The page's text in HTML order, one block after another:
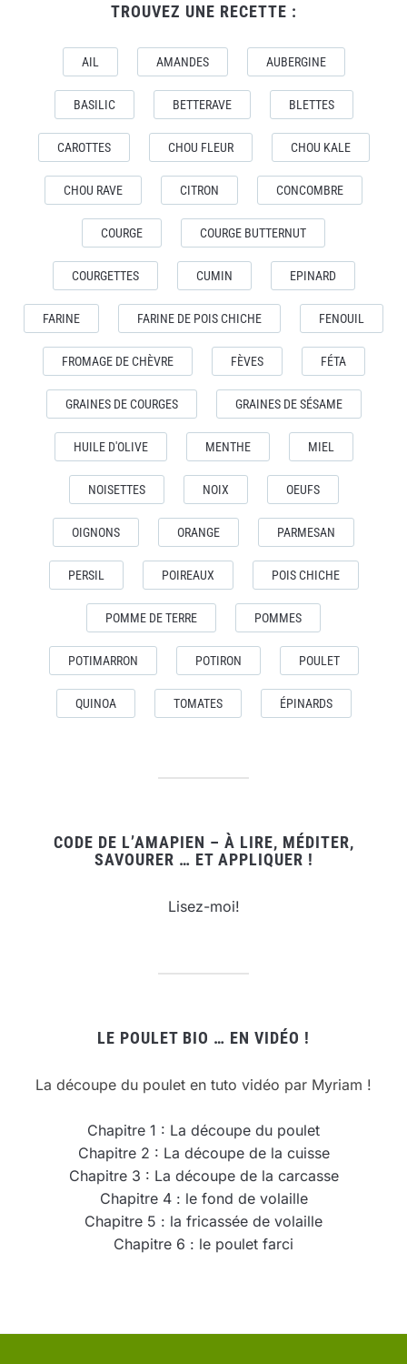
TROUVEZ UNE RECETTE :
AIL AMANDES AUBERGINE
BASILIC BETTERAVE BLETTES
CAROTTES CHOU FLEUR CHOU KALE
CHOU RAVE CITRON CONCOMBRE
COURGE COURGE BUTTERNUT
COURGETTES CUMIN EPINARD
FARINE FARINE DE POIS CHICHE FENOUIL
FROMAGE DE CHÈVRE FÈVES FÉTA
GRAINES DE COURGES GRAINES DE SÉSAME
HUILE D'OLIVE MENTHE MIEL
NOISETTES NOIX OEUFS
OIGNONS ORANGE PARMESAN
PERSIL POIREAUX POIS CHICHE
POMME DE TERRE POMMES
POTIMARRON POTIRON POULET
QUINOA TOMATES ÉPINARDS
CODE DE L’AMAPIEN – À LIRE, MÉDITER,
SAVOURER … ET APPLIQUER !
Lisez-moi!
LE POULET BIO … EN VIDÉO !
La découpe du poulet en tuto vidéo par Myriam !
Chapitre 1 : La découpe du poulet
Chapitre 2 : La découpe de la cuisse
Chapitre 3 : La découpe de la carcasse
Chapitre 4 : le fond de volaille
Chapitre 5 : la fricassée de volaille
Chapitre 6 : le poulet farci